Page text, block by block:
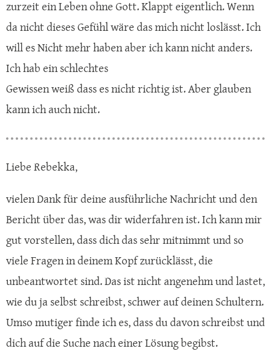
zurzeit ein Leben ohne Gott. Klappt eigentlich. Wenn
da nicht dieses Gefühl wäre das mich nicht loslässt. Ich
will es Nicht mehr haben aber ich kann nicht anders.
Ich hab ein schlechtes
Gewissen weiß dass es nicht richtig ist. Aber glauben
kann ich auch nicht.
Liebe Rebekka,
vielen Dank für deine ausführliche Nachricht und den
Bericht über das, was dir widerfahren ist. Ich kann mir
gut vorstellen, dass dich das sehr mitnimmt und so
viele Fragen in deinem Kopf zurücklässt, die
unbeantwortet sind. Das ist nicht angenehm und lastet,
wie du ja selbst schreibst, schwer auf deinen Schultern.
Umso mutiger finde ich es, dass du davon schreibst und
dich auf die Suche nach einer Lösung begibst.